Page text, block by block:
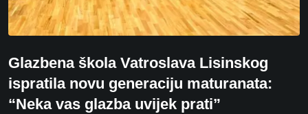
Glazbena škola Vatroslava Lisinskog
ispratila novu generaciju maturanata:
“Neka vas glazba uvijek prati”